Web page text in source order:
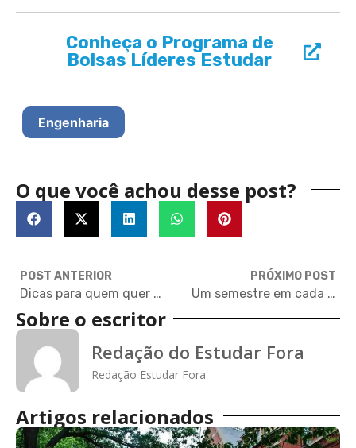
Conheça o Programa de
Bolsas Líderes Estudar
Engenharia
O que você achou desse post?
POST ANTERIOR
Dicas para quem quer uma bolsa do Governo da Nova Zelândia (ou qualquer outra!)
PRÓXIMO POST
Um semestre em cada lugar: brasileira fala sobre estudar nos EUA, Argentina, Coreia do Sul e Alemanha
Sobre o escritor
Redação do Estudar Fora
Redação Estudar Fora
Artigos relacionados